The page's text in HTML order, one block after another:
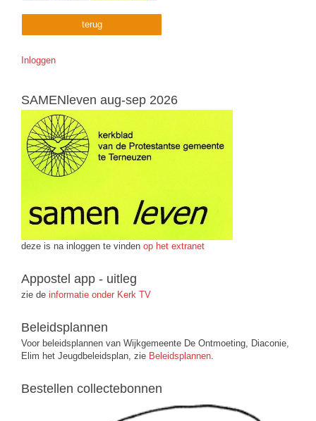
terug
Inloggen
SAMENleven aug-sep 2026
deze is na inloggen te vinden op het extranet
Appostel app - uitleg
zie de informatie onder Kerk TV
Beleidsplannen
Voor beleidsplannen van Wijkgemeente De Ontmoeting, Diaconie,
Elim het Jeugdbeleidsplan, zie Beleidsplannen.
Bestellen collectebonnen